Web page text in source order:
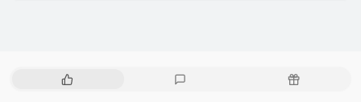
热
随